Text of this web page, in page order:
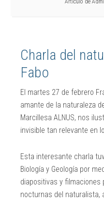
Artículo de
Charla del
Fabo
El martes 27 de febrero
amante de la naturaleza
Marcillesa ALNUS, nos
invisible tan relevante en
Esta interesante charla
Biología y Geología por
diapositivas y filmaciones
nocturnas del naturalista,